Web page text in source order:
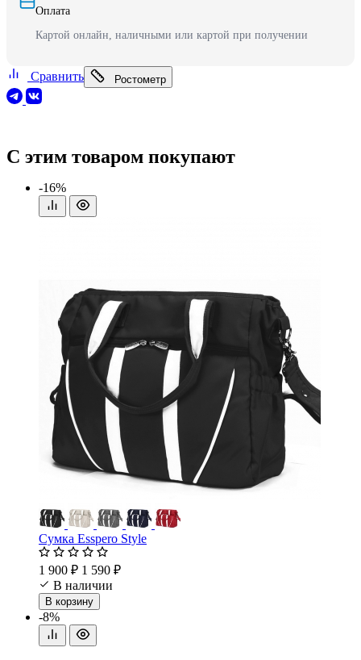
Оплата
Картой онлайн, наличными или картой при получении
Сравнить Ростометр
С этим товаром покупают
-16%
Сумка Esspero Style
1 900 ₽ 1 590 ₽
В наличии
В корзину
-8%